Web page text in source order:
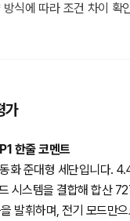
방식에 따라 조건 차이 확
가
한줄 코멘트
화 준대형 세단입니다.
시스템을 결합해 합산
발휘하며, 전기 모드만